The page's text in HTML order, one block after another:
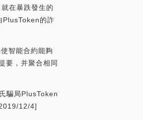
在暴跌發生的
PlusToken的詐
智能合約能夠
要，并聚合相同
騙局PlusToken
12/4]